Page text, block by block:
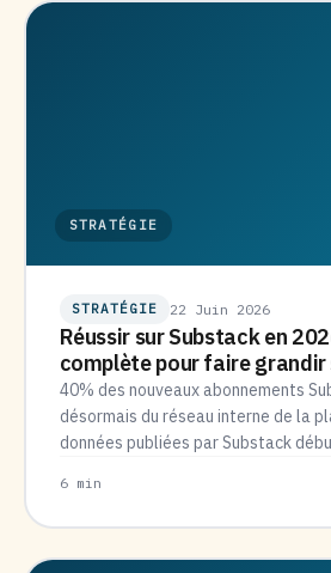
STRATÉGIE
STRATÉGIE 22 Juin 2026
Réussir sur Substack en
complète pour faire
40% des nouveaux abonnements
désormais du réseau interne de la
données publiées par Substack
6 min